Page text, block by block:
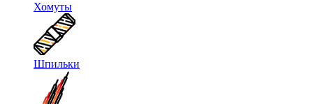
Хомуты
Шпильки